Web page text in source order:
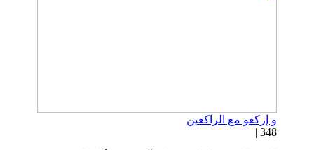
و إركعو مع الراكعين
348 |